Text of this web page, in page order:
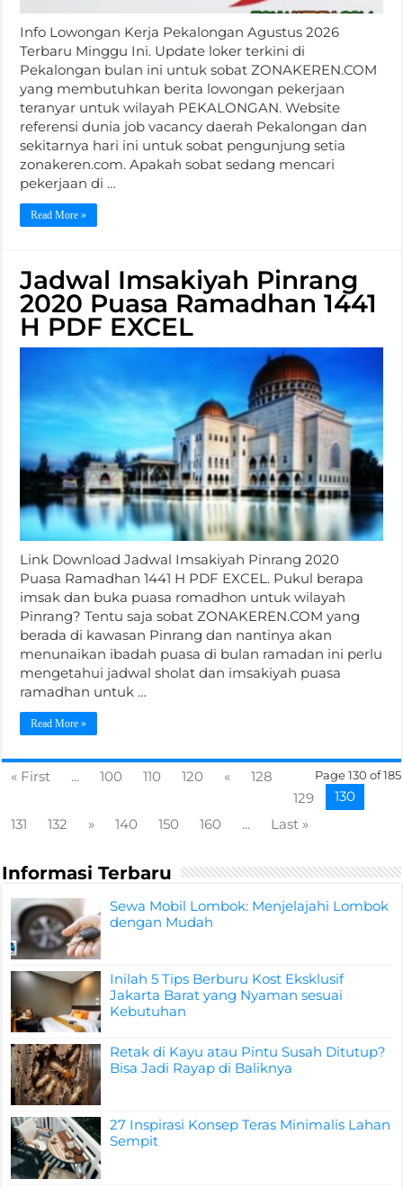
Info Lowongan Kerja Pekalongan Agustus 2026
Terbaru Minggu Ini. Update loker terkini di
Pekalongan bulan ini untuk sobat ZONAKEREN.COM
yang membutuhkan berita lowongan pekerjaan
teranyar untuk wilayah PEKALONGAN. Website
referensi dunia job vacancy daerah Pekalongan dan
sekitarnya hari ini untuk sobat pengunjung setia
zonakeren.com. Apakah sobat sedang mencari
pekerjaan di …
Read More »
Jadwal Imsakiyah Pinrang
2020 Puasa Ramadhan 1441
H PDF EXCEL
Link Download Jadwal Imsakiyah Pinrang 2020
Puasa Ramadhan 1441 H PDF EXCEL. Pukul berapa
imsak dan buka puasa romadhon untuk wilayah
Pinrang? Tentu saja sobat ZONAKEREN.COM yang
berada di kawasan Pinrang dan nantinya akan
menunaikan ibadah puasa di bulan ramadan ini perlu
mengetahui jadwal sholat dan imsakiyah puasa
ramadhan untuk …
Read More »
Page 130 of 185
« First ... 100 110 120 «
128
129
130
131
132 » 140 150 160 ... Last »
Informasi Terbaru
Sewa Mobil Lombok: Menjelajahi Lombok
dengan Mudah
Inilah 5 Tips Berburu Kost Eksklusif
Jakarta Barat yang Nyaman sesuai
Kebutuhan
Retak di Kayu atau Pintu Susah Ditutup?
Bisa Jadi Rayap di Baliknya
27 Inspirasi Konsep Teras Minimalis Lahan
Sempit